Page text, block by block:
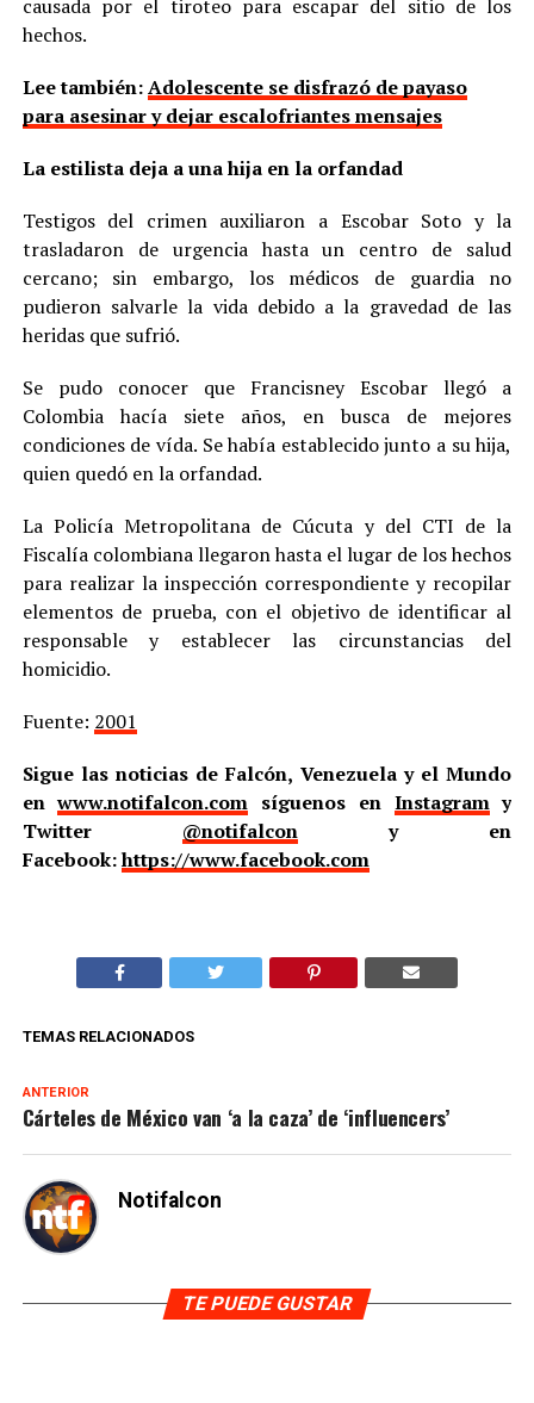
causada por el tiroteo para escapar del sitio de los
hechos.
Lee también:Adolescente se disfrazó de payaso
para asesinar y dejar escalofriantes mensajes
La estilista deja a una hija en la orfandad
Testigos del crimen auxiliaron a Escobar Soto y la
trasladaron de urgencia hasta un centro de salud
cercano; sin embargo, los médicos de guardia no
pudieron salvarle la vida debido a la gravedad de las
heridas que sufrió.
Se pudo conocer que Francisney Escobar llegó a
Colombia hacía siete años, en busca de mejores
condiciones de vída. Se había establecido junto a su hija,
quien quedó en la orfandad.
La Policía Metropolitana de Cúcuta y del CTI de la
Fiscalía colombiana llegaron hasta el lugar de los hechos
para realizar la inspección correspondiente y recopilar
elementos de prueba, con el objetivo de identificar al
responsable y establecer las circunstancias del
homicidio.
Fuente: 2001
Sigue las noticias de Falcón, Venezuela y el Mundo
enwww.notifalcon.com síguenos en Instagramy
Twitter @notifalcony en
Facebook:https://www.facebook.com
TEMAS RELACIONADOS
ANTERIOR
Cárteles de México van ‘a la caza’ de ‘influencers’
Notifalcon
TE PUEDE GUSTAR